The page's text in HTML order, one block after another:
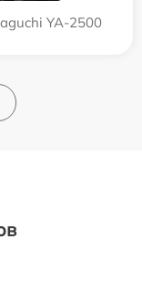
YA-2500